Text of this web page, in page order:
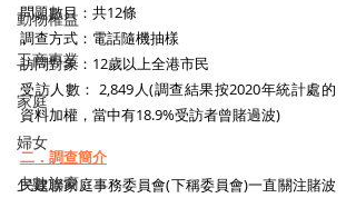
動物權益
工商專業
家庭
婦女
少數族裔
問題數目：共12條
調查方式：電話隨機抽樣
訪問對象：12歲以上全港市民
受訪人數： 2,849人(調查結果按2020年統計處的
資料加權，當中有18.9%受訪者曾賭過波)
二．調查簡介
民建聯家庭事務委員會(下稱委員會)一直關注賭波